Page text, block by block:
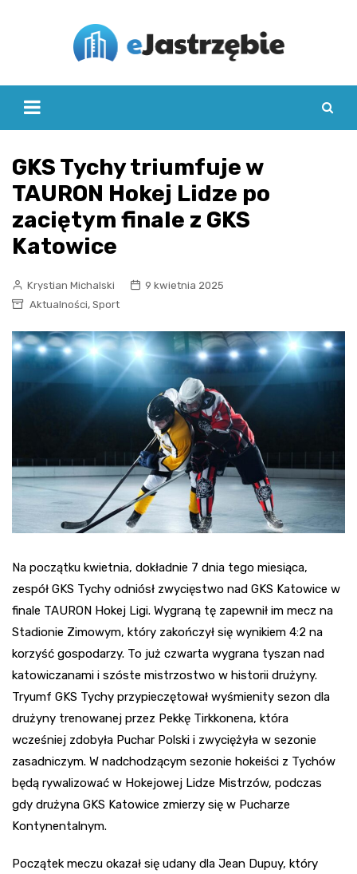
GKS Tychy triumfuje w
TAURON Hokej Lidze po
zaciętym finale z GKS
Katowice
Krystian Michalski
9 kwietnia 2025
Aktualności, Sport
Na początku kwietnia, dokładnie 7 dnia tego miesiąca,
zespół GKS Tychy odniósł zwycięstwo nad GKS Katowice w
finale TAURON Hokej Ligi. Wygraną tę zapewnił im mecz na
Stadionie Zimowym, który zakończył się wynikiem 4:2 na
korzyść gospodarzy. To już czwarta wygrana tyszan nad
katowiczanami i szóste mistrzostwo w historii drużyny.
Tryumf GKS Tychy przypieczętował wyśmienity sezon dla
drużyny trenowanej przez Pekkę Tirkkonena, która
wcześniej zdobyła Puchar Polski i zwyciężyła w sezonie
zasadniczym. W nadchodzącym sezonie hokeiści z Tychów
będą rywalizować w Hokejowej Lidze Mistrzów, podczas
gdy drużyna GKS Katowice zmierzy się w Pucharze
Kontynentalnym.
Początek meczu okazał się udany dla Jean Dupuy, który